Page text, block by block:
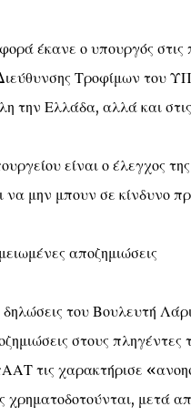
έκανε ο υπουργός
Διεύθυνσης Τροφίμων
την Ελλάδα, αλλά και
είναι ο έλεγχος
να μην μπουν σε κίνδυνο
αποζημιώσεις
δηλώσεις του Βουλευτή
στους
τις χαρακτήρισε
χρηματοδοτούνται, μετά